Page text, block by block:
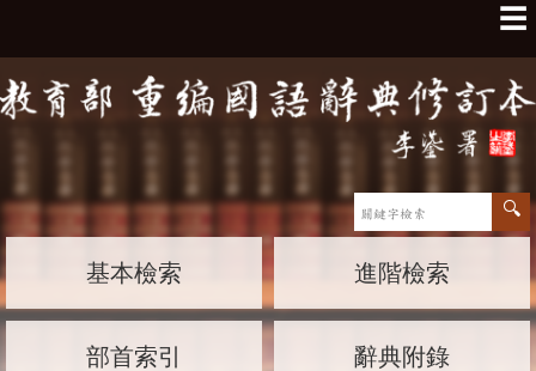
☰
基本檢索 進階檢索
部首索引 辭典附錄